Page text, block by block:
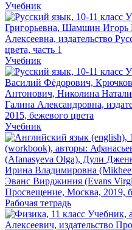
Учебник
Учебник
Учебник
Рабочая тетрадь